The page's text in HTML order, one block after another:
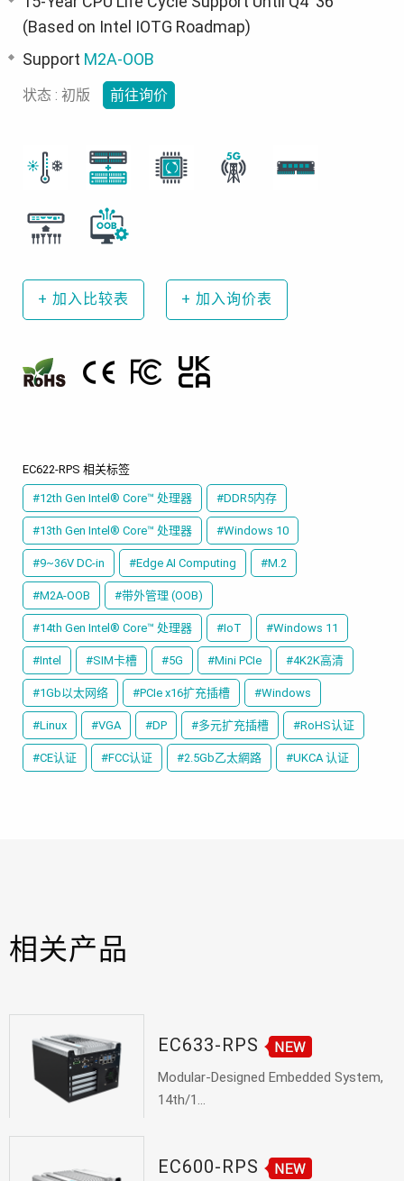
(Based on Intel IOTG Roadmap)
Support M2A-OOB
状态 : 初版 前往询价
+ 加入比较表 + 加入询价表
EC622-RPS 相关标签
#12th Gen Intel® Core™ 处理器 #DDR5内存
#13th Gen Intel® Core™ 处理器 #Windows 10
#9~36V DC-in #Edge AI Computing #M.2
#M2A-OOB #带外管理 (OOB)
#14th Gen Intel® Core™ 处理器 #IoT #Windows 11
#Intel #SIM卡槽 #5G #Mini PCIe #4K2K高清
#1Gb以太网络 #PCIe x16扩充插槽 #Windows
#Linux #VGA #DP #多元扩充插槽 #RoHS认证
#CE认证 #FCC认证 #2.5Gb乙太網路 #UKCA 认证
相关产品
EC633-RPS
Modular-Designed Embedded System,
14th/1...
EC600-RPS